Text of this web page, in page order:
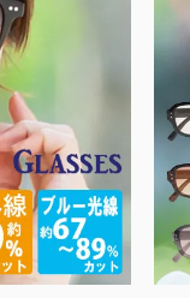
開閉
可能。